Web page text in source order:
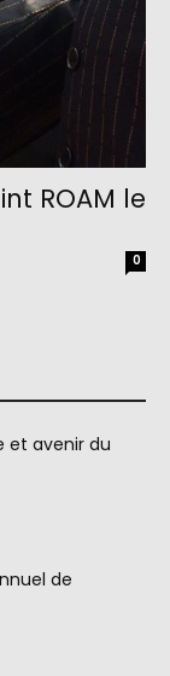
ROAM le
0
et avenir du
de